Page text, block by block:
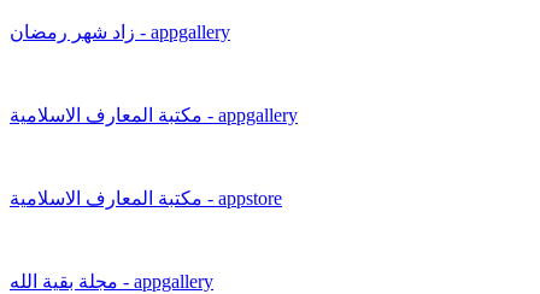
زاد شهر رمضان - appgallery
مكتبة المعارف الاسلامية - appgallery
مكتبة المعارف الاسلامية - appstore
مجلة بقية الله - appgallery